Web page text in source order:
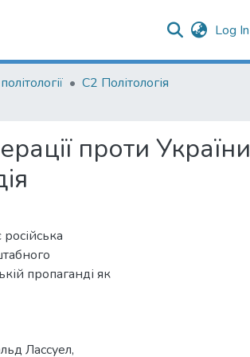
Log In
С2 Політологія
проти України
пропаганді як
Лассуел,